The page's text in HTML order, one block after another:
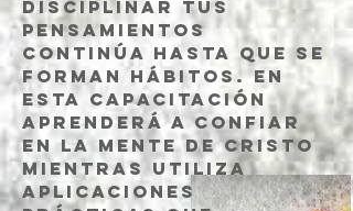
disciplinar tus
pensamientos
continúa hasta que se
forman hábitos. En
esta capacitación
aprenderá a confiar
en la mente de Cristo
mientras utiliza
aplicaciones